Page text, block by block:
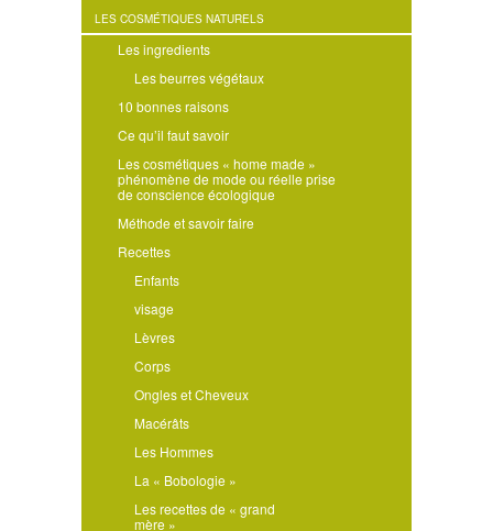
LES COSMÉTIQUES NATURELS
Les ingredients
Les beurres végétaux
10 bonnes raisons
Ce qu’il faut savoir
Les cosmétiques « home made »
phénomène de mode ou réelle prise
de conscience écologique
Méthode et savoir faire
Recettes
Enfants
visage
Lèvres
Corps
Ongles et Cheveux
Macérâts
Les Hommes
La « Bobologie »
Les recettes de « grand
mère »